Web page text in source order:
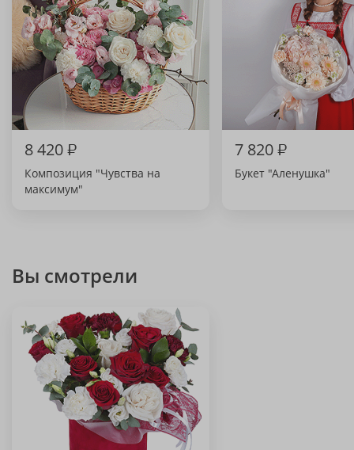
8 420₽
Композиция "Чувства на
максимум"
7 820₽
Букет "Аленушка"
Вы смотрели